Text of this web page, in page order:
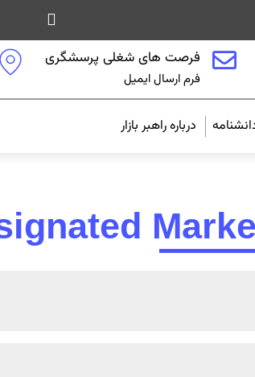
فرصت های شغلی پرسشگری
فرم ارسال ایمیل
درباره راهبر بازار